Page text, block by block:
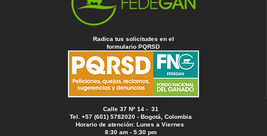
Radica tus solicitudes en el
formulario PQRSD
Calle 37 Nº 14 - 31
Tel. +57 (601) 5782020 - Bogotá, Colombia
Horario de atención: Lunes a Viernes
8:30 am - 5:30 pm